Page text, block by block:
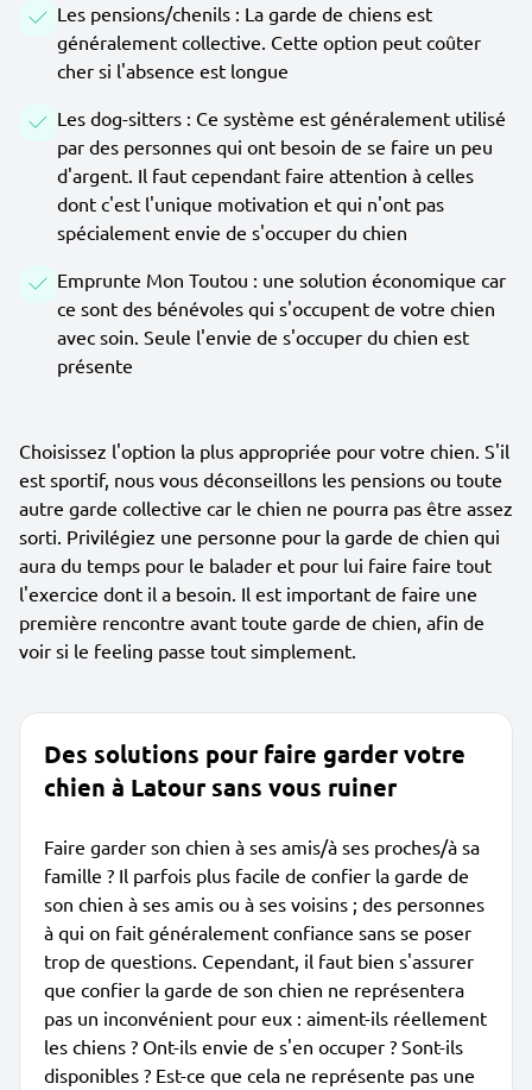
Les pensions/chenils : La garde de chiens est
généralement collective. Cette option peut coûter
cher si l'absence est longue
Les dog-sitters : Ce système est généralement utilisé
par des personnes qui ont besoin de se faire un peu
d'argent. Il faut cependant faire attention à celles
dont c'est l'unique motivation et qui n'ont pas
spécialement envie de s'occuper du chien
Emprunte Mon Toutou : une solution économique car
ce sont des bénévoles qui s'occupent de votre chien
avec soin. Seule l'envie de s'occuper du chien est
présente
Choisissez l'option la plus appropriée pour votre chien. S'il
est sportif, nous vous déconseillons les pensions ou toute
autre garde collective car le chien ne pourra pas être assez
sorti. Privilégiez une personne pour la garde de chien qui
aura du temps pour le balader et pour lui faire faire tout
l'exercice dont il a besoin. Il est important de faire une
première rencontre avant toute garde de chien, afin de
voir si le feeling passe tout simplement.
Des solutions pour faire garder votre
chien à Latour sans vous ruiner
Faire garder son chien à ses amis/à ses proches/à sa
famille ? Il parfois plus facile de confier la garde de
son chien à ses amis ou à ses voisins ; des personnes
à qui on fait généralement confiance sans se poser
trop de questions. Cependant, il faut bien s'assurer
que confier la garde de son chien ne représentera
pas un inconvénient pour eux : aiment-ils réellement
les chiens ? Ont-ils envie de s'en occuper ? Sont-ils
disponibles ? Est-ce que cela ne représente pas une